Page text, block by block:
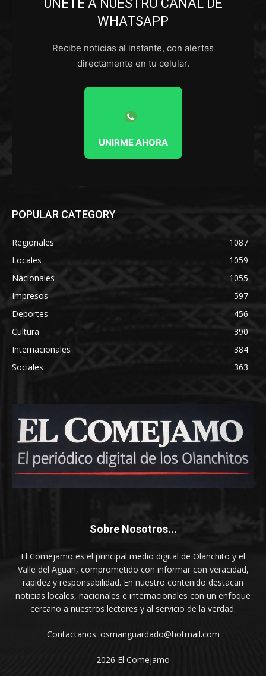
ÚNETE A NUESTRO CANAL DE
WHATSAPP
Recibe noticias al instante, con alertas
directamente en tu celular.
UNIRME AHORA
POPULAR CATEGORY
Regionales
1087
Locales
1059
Nacionales
1055
Impresos
597
Deportes
456
Cultura
390
Internacionales
384
Sociales
363
Sobre Nosotros...
El Comejamo es el principal medio digital de Olanchito y el
Valle del Aguan, comprometido con informar con veracidad,
rapidez y responsabilidad. En nuestro contenido destacan
noticias locales, nacionales e internacionales con un enfoque
cercano a nuestros lectores y al servicio de la verdad.
Contactanos: osmanguardado@hotmail.com
2026 El Comejamo